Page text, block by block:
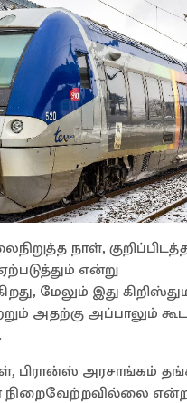
நாள்,
என்று
மேலும் இது
அதற்கு அப்பாலும் கூட
பிரான்ஸ் அரசாங்கம்